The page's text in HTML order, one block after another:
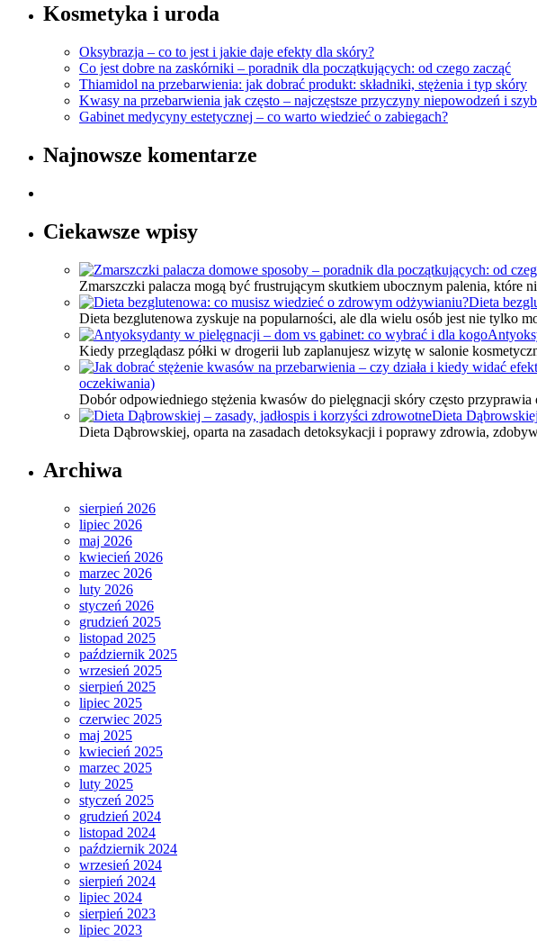
Kosmetyka i uroda
Oksybrazja – co to jest i jakie daje efekty dla skóry?
Co jest dobre na zaskórniki – poradnik dla początkujących: od czego zacząć
Thiamidol na przebarwienia: jak dobrać produkt: składniki, stężenia i typ skóry
Kwasy na przebarwienia jak często – najczęstsze przyczyny niepowodzeń i
Gabinet medycyny estetycznej – co warto wiedzieć o zabiegach?
Najnowsze komentarze
Ciekawsze wpisy
Zmarszczki palacza mogą być frustrującym skutkiem ubocznym palenia, które
Dieta
Dieta bezglutenowa zyskuje na popularności, ale dla wielu osób jest nie tylko
Kiedy przeglądasz półki w drogerii lub zaplanujesz wizytę w salonie
oczekiwania)
Dobór odpowiedniego stężenia kwasów do pielęgnacji skóry często przyprawia
Dieta
Dieta Dąbrowskiej, oparta na zasadach detoksykacji i poprawy zdrowia,
Archiwa
sierpień 2026
lipiec 2026
maj 2026
kwiecień 2026
marzec 2026
luty 2026
styczeń 2026
grudzień 2025
listopad 2025
październik 2025
wrzesień 2025
sierpień 2025
lipiec 2025
czerwiec 2025
maj 2025
kwiecień 2025
marzec 2025
luty 2025
styczeń 2025
grudzień 2024
listopad 2024
październik 2024
wrzesień 2024
sierpień 2024
lipiec 2024
sierpień 2023
lipiec 2023